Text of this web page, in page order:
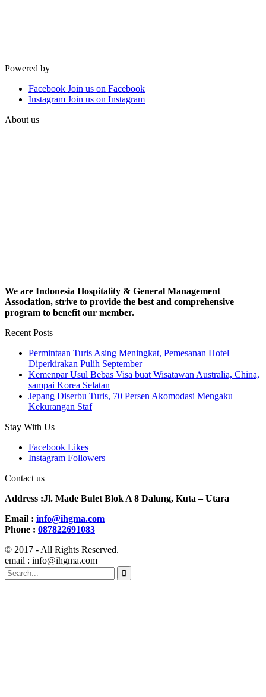
Powered by
Facebook Join us on Facebook
Instagram Join us on Instagram
About us
We are Indonesia Hospitality & General Management
Association, strive to provide the best and comprehensive
program to benefit our member.
Recent Posts
Permintaan Turis Asing Meningkat, Pemesanan Hotel
Diperkirakan Pulih September
Kemenpar Usul Bebas Visa buat Wisatawan Australia, China,
sampai Korea Selatan
Jepang Diserbu Turis, 70 Persen Akomodasi Mengaku
Kekurangan Staf
Stay With Us
Facebook Likes
Instagram Followers
Contact us
Address :Jl. Made Bulet Blok A 8 Dalung, Kuta – Utara
Email : info@ihgma.com
Phone : 087822691083
© 2017 - All Rights Reserved.
email : info@ihgma.com